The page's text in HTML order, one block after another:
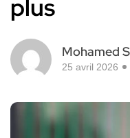
plus
Mohamed
25 avril 2026